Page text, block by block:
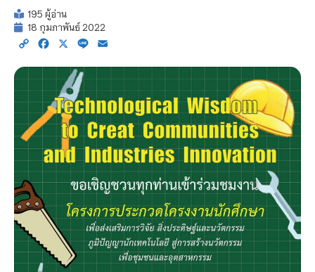
195 ผู้อ่าน
18 กุมภาพันธ์ 2022
Copy Facebook
X Line